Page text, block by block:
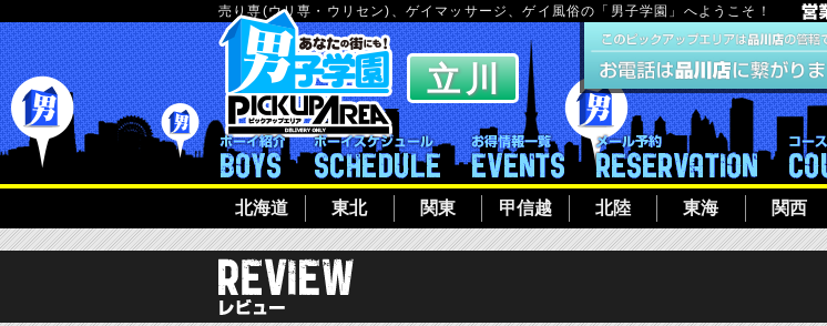
売り専(ウリ専・ウリセン)、ゲイマッサージ、ゲイ風俗の「男子学園」へようこそ！
北海道 東北 関東 甲信越 北陸 東海 関西
ボーイ紹介 ボーイシフト イベント一覧 メール予約